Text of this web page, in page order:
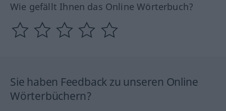
Wie gefällt Ihnen das Online Wörterbuch?
Sie haben Feedback zu unseren Online
Wörterbüchern?